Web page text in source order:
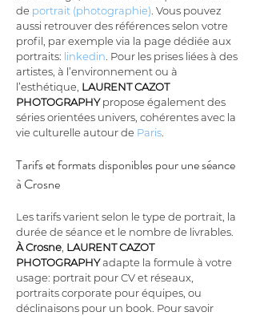
de portrait (photographie) . Vous pouvez
aussi retrouver des références selon votre
profil, par exemple via la page dédiée aux
portraits: linkedin . Pour les prises liées à des
artistes, à l’environnement ou à
l’esthétique, LAURENT CAZOT
PHOTOGRAPHY propose également des
séries orientées univers, cohérentes avec la
vie culturelle autour de Paris
Tarifs et formats disponibles pour une séance
à Crosne
Les tarifs varient selon le type de portrait, la
durée de séance et le nombre de livrables.
À Crosne LAURENT CAZOT
PHOTOGRAPHY adapte la formule à votre
usage: portrait pour CV et réseaux,
portraits corporate pour équipes, ou
déclinaisons pour un book. Pour savoir